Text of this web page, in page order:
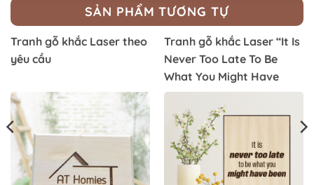
SẢN PHẨM TƯƠNG TỰ
Tranh gỗ khắc Laser theo
yêu cầu
Tranh gỗ khắc Laser “It Is
Never Too Late To Be
What You Might Have
Been”